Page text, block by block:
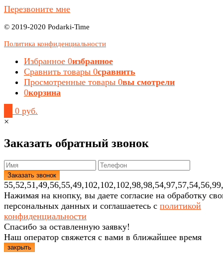
Перезвоните мне
© 2019-2020 Podarki-Time
Политика конфиденциальности
Избранное 0избранное
Сравнить товары 0сравнить
Просмотренные товары 0вы смотрели
0корзина
0 руб.
×
Заказать обратный звонок
Нажимая на кнопку, вы даете согласие на обработку
персональных данных и соглашаетесь с политикой
конфиденциальности
Спасибо за оставленную заявку!
Наш оператор свяжется с вами в ближайшее время
закрыть